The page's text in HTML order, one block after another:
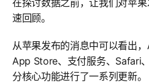
在探讨数据之前，让我们对苹
速回顾。
从苹果发布的消息中可以看出
App Store、支付服务、Safari
分核心功能进行了一系列更新。